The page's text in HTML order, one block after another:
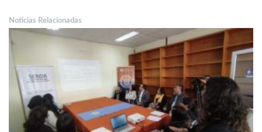
Noticias Relacionadas